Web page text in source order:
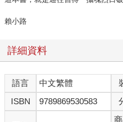
賴小路
詳細資料
語言 中文繁體
ISBN
9789869530583